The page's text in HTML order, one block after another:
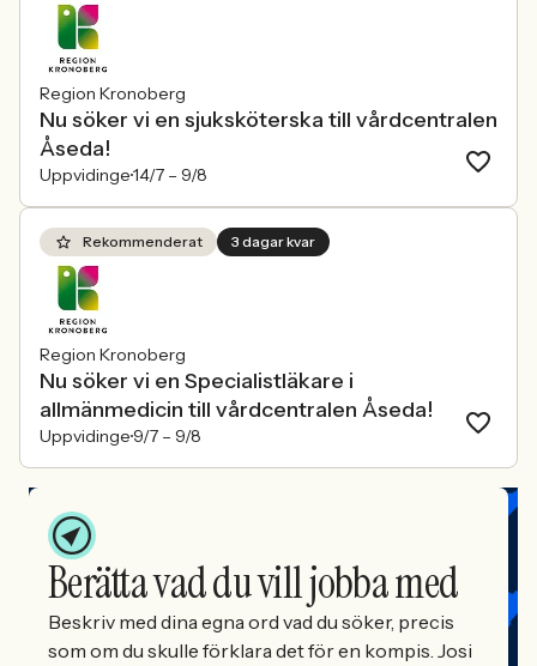
Region Kronoberg
Nu söker vi en sjuksköterska till vårdcentralen
Åseda!
Uppvidinge14/7 – 9/8
Rekommenderat 3 dagar kvar
Region Kronoberg
Nu söker vi en Specialistläkare i
allmänmedicin till vårdcentralen Åseda!
Uppvidinge 9/7 – 9/8
Berätta vad du vill jobba med
Beskriv med dina egna ord vad du söker, precis
som om du skulle förklara det för en kompis. Josi